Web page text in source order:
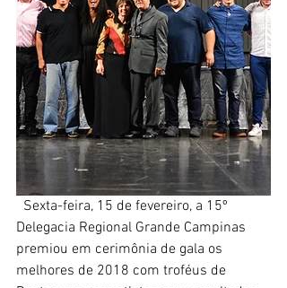
Delegacia Regional Grande Campinas
premiou em cerimônia de gala os
melhores de 2018 com troféus de